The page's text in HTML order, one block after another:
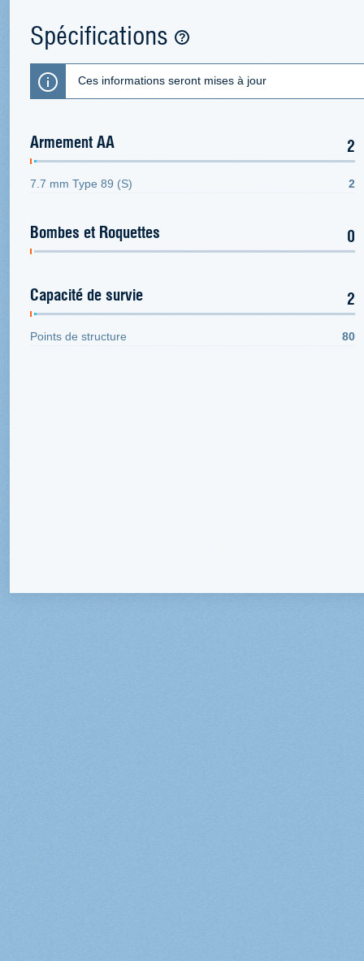
Spécifications
Ces informations seront mises à jour
Armement AA 2
7.7 mm Type 89 (S) 2
Bombes et Roquettes 0
Capacité de survie 2
Points de structure 80